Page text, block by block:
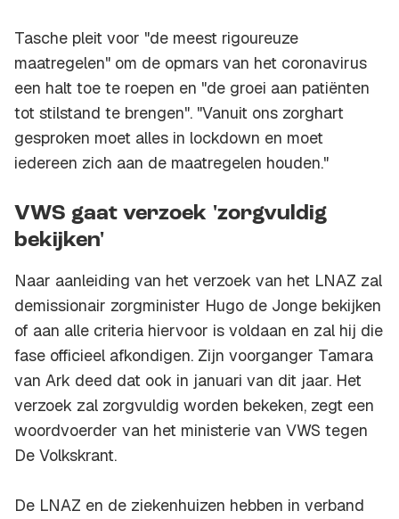
Tasche pleit voor "de meest rigoureuze
maatregelen" om de opmars van het coronavirus
een halt toe te roepen en "de groei aan patiënten
tot stilstand te brengen". "Vanuit ons zorghart
gesproken moet alles in lockdown en moet
iedereen zich aan de maatregelen houden."
VWS gaat verzoek 'zorgvuldig
bekijken'
Naar aanleiding van het verzoek van het LNAZ zal
demissionair zorgminister Hugo de Jonge bekijken
of aan alle criteria hiervoor is voldaan en zal hij die
fase officieel afkondigen. Zijn voorganger Tamara
van Ark deed dat ook in januari van dit jaar. Het
verzoek zal zorgvuldig worden bekeken, zegt een
woordvoerder van het ministerie van VWS tegen
De Volkskrant.
De LNAZ en de ziekenhuizen hebben in verband